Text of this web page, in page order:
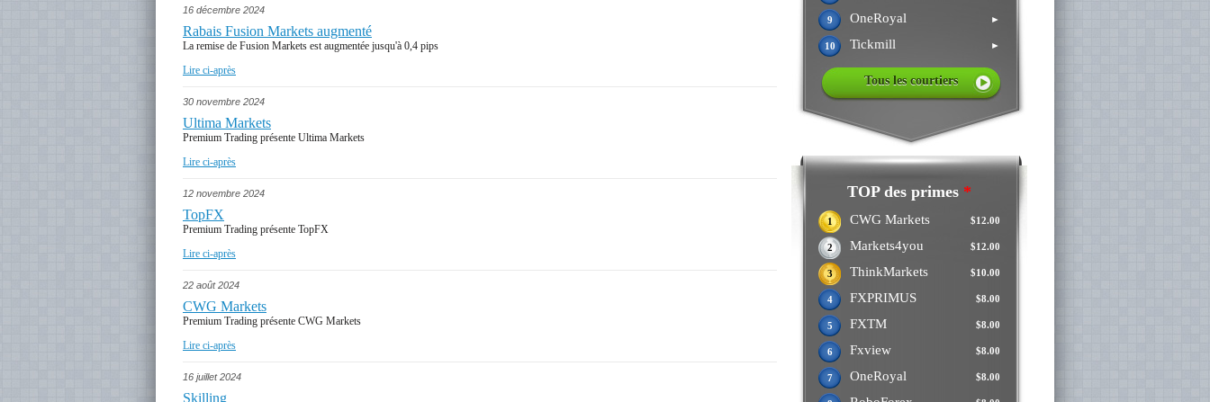
9 OneRoyal ►
10 Tickmill ►
Tous les courtiers
TOP des primes *
$12.00
1 CWG Markets
$12.00
2 Markets4you
$10.00
3 ThinkMarkets
$8.00
4 FXPRIMUS
$8.00
5 FXTM
$8.00
6 Fxview
$8.00
7 OneRoyal
16 décembre 2024
Rabais Fusion Markets augmenté
La remise de Fusion Markets est augmentée jusqu'à 0,4 pips
Lire ci-après
30 novembre 2024
Ultima Markets
Premium Trading présente Ultima Markets
Lire ci-après
12 novembre 2024
TopFX
Premium Trading présente TopFX
Lire ci-après
22 août 2024
CWG Markets
Premium Trading présente CWG Markets
Lire ci-après
16 juillet 2024
Skilling